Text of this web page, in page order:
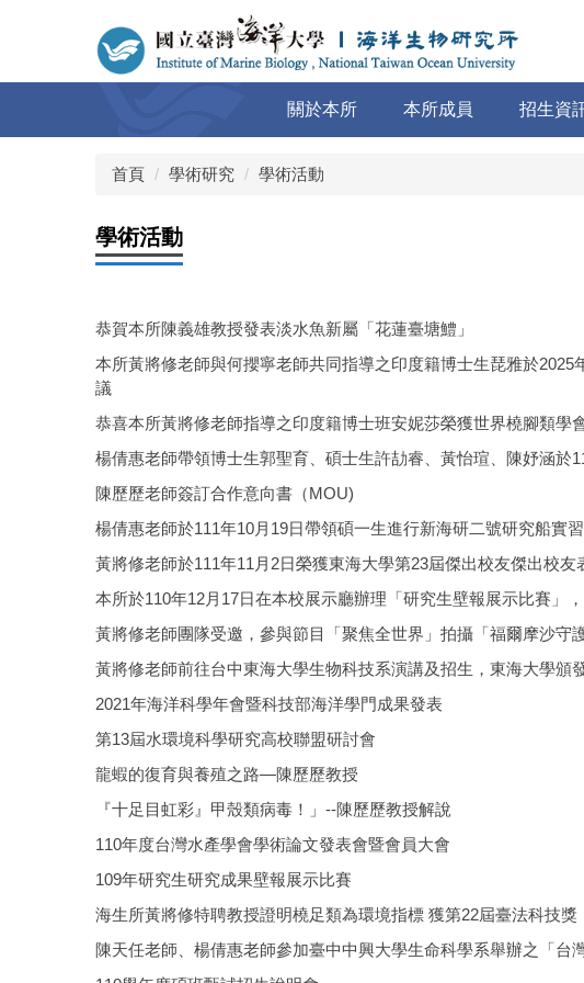
要
容
關於本所 本所成員 招生資
首頁 學術研究 學術活動
學術活動
恭賀本所陳義雄教授發表淡水魚新屬「花蓮臺塘鱧」
本所黃將修老師與何攖寧老師共同指導之印度籍博士生琵雅於
議
恭喜本所黃將修老師指導之印度籍博士班安妮莎榮獲世界橈腳類學
楊倩惠老師帶領博士生郭聖育、碩士生許劼睿、黃怡瑄、陳妤涵於
陳歷歷老師簽訂合作意向書（MOU)
楊倩惠老師於111年10月19日帶領碩一生進行新海研二號研究船實
黃將修老師於111年11月2日榮獲東海大學第23屆傑出校友傑出校友
本所於110年12月17日在本校展示廳辦理「研究生壁報展示比賽」
黃將修老師團隊受邀，參與節目「聚焦全世界」拍攝「福爾摩沙守
黃將修老師前往台中東海大學生物科技系演講及招生，東海大學頒
2021年海洋科學年會暨科技部海洋學門成果發表
第13屆水環境科學研究高校聯盟研討會
龍蝦的復育與養殖之路—陳歷歷教授
『十足目虹彩』甲殼類病毒！」--陳歷歷教授解說
110年度台灣水產學會學術論文發表會暨會員大會
109年研究生研究成果壁報展示比賽
海生所黃將修特聘教授證明橈足類為環境指標 獲第22屆臺法科技獎
陳天任老師、楊倩惠老師參加臺中中興大學生命科學系舉辦之「台